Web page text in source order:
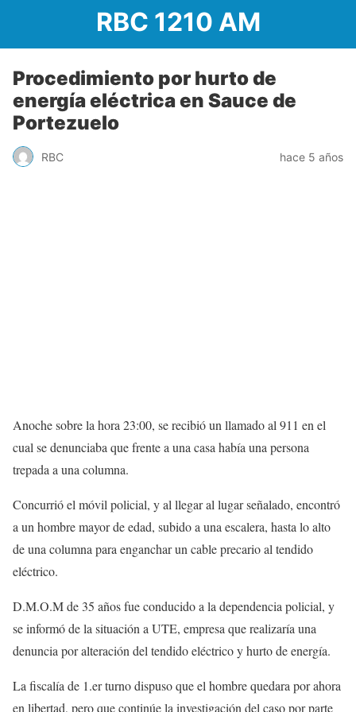
RBC 1210 AM
Procedimiento por hurto de
energía eléctrica en Sauce de
Portezuelo
RBC hace 5 años
Anoche sobre la hora 23:00, se recibió un llamado al 911 en el
cual se denunciaba que frente a una casa había una persona
trepada a una columna.
Concurrió el móvil policial, y al llegar al lugar señalado, encontró
a un hombre mayor de edad, subido a una escalera, hasta lo alto
de una columna para enganchar un cable precario al tendido
eléctrico.
D.M.O.Mde 35 años fue conducido a la dependencia policial, y
se informó de la situación aUTE, empresa que realizaría una
denuncia por alteración del tendido eléctrico y hurto de energía.
La fiscalía de 1.er turno dispuso que el hombre quedara por ahora
en libertad, pero que continúe la investigación del caso por parte